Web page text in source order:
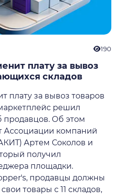
190
плату за вывоз
складов
плату за вывоз товаров
решил
продавцов. Об этом
Ассоциации компаний
Артем Соколов и
получил
площадки.
продавцы должны
товары с 11 складов,